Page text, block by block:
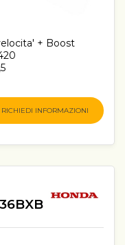
+ Boost
RICHIEDI INFORMAZIONI